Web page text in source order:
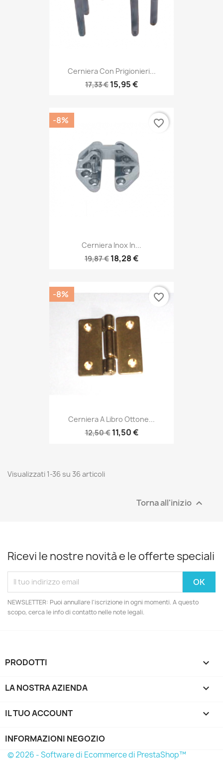
Cerniera Con Prigionieri...
17,33 € 15,95 €
Cerniera Inox In...
19,87 € 18,28 €
-8% favorite_border
Cerniera A Libro Ottone...
12,50 € 11,50 €
-8% favorite_border
Visualizzati 1-36 su 36 articoli
Torna all'inizio 
Ricevi le nostre novità e le offerte speciali
NEWSLETTER: Puoi annullare l'iscrizione in ogni momenti. A questo
scopo, cerca le info di contatto nelle note legali.
PRODOTTI 
LA NOSTRA AZIENDA 
IL TUO ACCOUNT 
INFORMAZIONI NEGOZIO
© 2026 - Software di Ecommerce di PrestaShop™